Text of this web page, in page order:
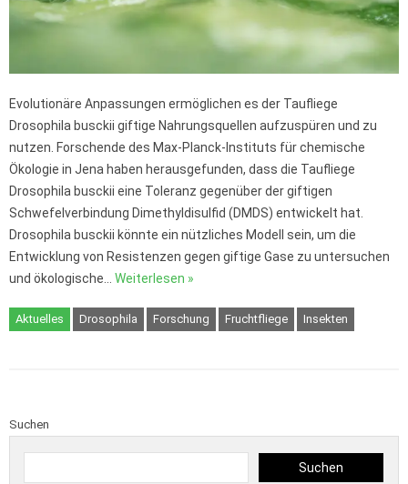
Evolutionäre Anpassungen ermöglichen es der Taufliege
Drosophila busckii giftige Nahrungsquellen aufzuspüren und zu
nutzen. Forschende des Max-Planck-Instituts für chemische
Ökologie in Jena haben herausgefunden, dass die Taufliege
Drosophila busckii eine Toleranz gegenüber der giftigen
Schwefelverbindung Dimethyldisulfid (DMDS) entwickelt hat.
Drosophila busckii könnte ein nützliches Modell sein, um die
Entwicklung von Resistenzen gegen giftige Gase zu untersuchen
und ökologische… Weiterlesen »
Aktuelles Drosophila Forschung Fruchtfliege Insekten
Suchen
Suchen